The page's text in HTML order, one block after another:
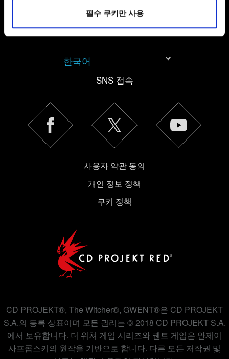
파악하기 위해 쿠키의 일부를 저희 파트너와 공유할 수도
있습니다. 물론, 이처럼 선택적으로 쿠키를 사용할
경우에는 사용자의 동의를 구할 것입니다.
"Settings" 메뉴에서 확인할 수 있습니다.
필수 쿠키만 사용
한국어
SNS 접속
사용자 약관 동의
개인 정보 정책
쿠키 정책
CD PROJEKT®, The Witcher®, GWENT®은 CD PROJEKT
S.A.의 등록 상표이며 모든 권리는 © 2018 CD PROJEKT S.A.
에서 보유합니다. 더 위쳐 게임 시리즈와 궨트 게임은 안제이
사프콥스키의 원작을 기반으로 합니다. 다른 모든 저작권 및